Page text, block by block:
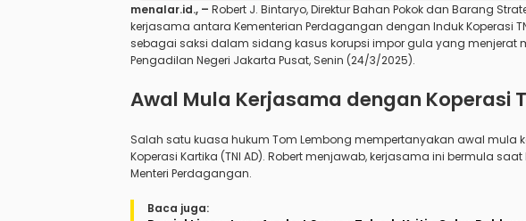
menalar.id., – Robert J. Bintaryo, Direktur Bahan Pokok dan Barang
kerjasama antara Kementerian Perdagangan dengan Induk Koperasi
sebagai saksi dalam sidang kasus korupsi impor gula yang menjerat
Pengadilan Negeri Jakarta Pusat, Senin (24/3/2025).
Awal Mula Kerjasama dengan Koperasi
Salah satu kuasa hukum Tom Lembong mempertanyakan awal mula
Koperasi Kartika (TNI AD). Robert menjawab, kerjasama ini bermula
Menteri Perdagangan.
Baca juga: